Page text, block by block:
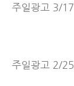
주일광고 3/17
주일광고 2/25